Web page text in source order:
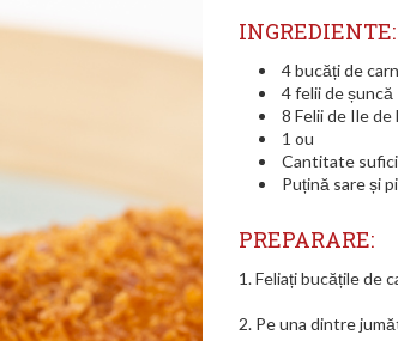
INGREDIENTE:
4 bucăți de
4 felii de șuncă
8 Felii de Ile de
1 ou
Cantitate
Puțină sare și
PREPARARE:
1. Feliați bucățile de
2. Pe una dintre